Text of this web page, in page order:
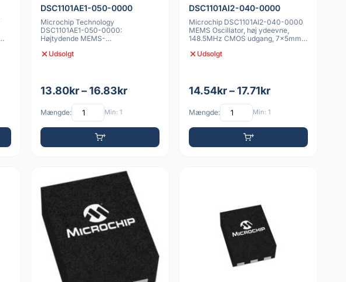
DSC1101AE1-050-0000
Microchip Technology
DSC1101AE1-050-0000:
Højtydende MEMS-
frekvens
Udsolgt
13.80kr – 16.83kr
Mængde: Min: 1
DSC1101AI2-040-0000
Microchip DSC1101AI2-040-0000
MEMS Oscillator, høj ydeevne,
148.5MHz CMOS udgang, 7x5mm,
Udsolgt
14.54kr – 17.71kr
Mængde: Min: 1